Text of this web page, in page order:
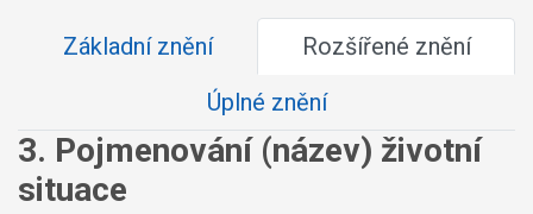
Základní znění
Rozšířené znění
Úplné znění
3. Pojmenování (název) životní
situace